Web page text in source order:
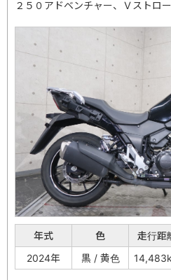
２５０アドベンチャー、Ｖストロ
年式 色 走行距
2024年
黒 / 黄色